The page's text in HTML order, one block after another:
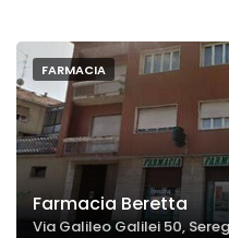
FARMACIA
Farmacia Beretta
Via Galileo Galilei 50,